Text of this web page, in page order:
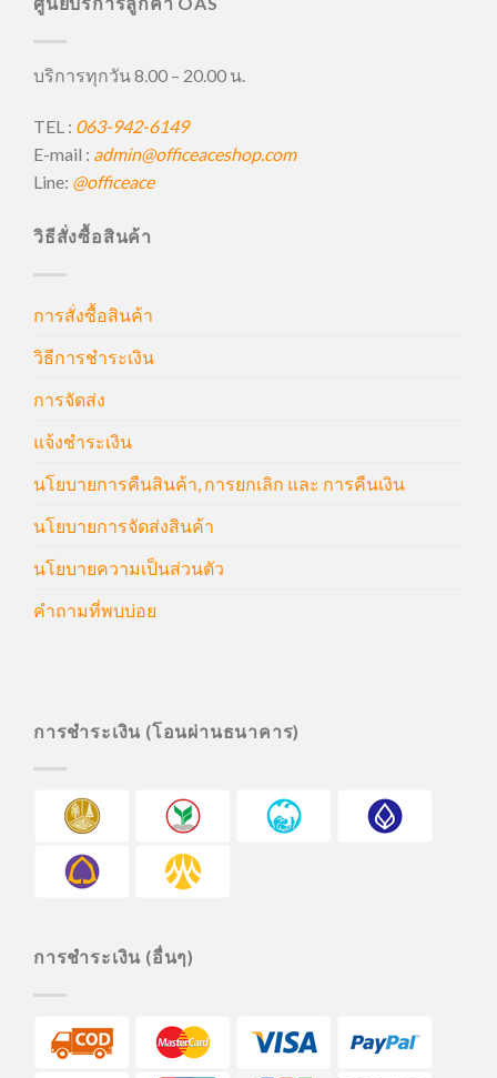
บริการทุกวัน 8.00 – 20.00 น.
TEL : 063-942-6149
E-mail : admin@officeaceshop.com
Line: @officeace
วิธีสั่งซื้อสินค้า
การสั่งซื้อสินค้า
วิธีการชำระเงิน
การจัดส่ง
แจ้งชำระเงิน
นโยบายการคืนสินค้า, การยกเลิก และ การคืนเงิน
นโยบายการจัดส่งสินค้า
นโยบายความเป็นส่วนตัว
คำถามที่พบบ่อย
การชำระเงิน (โอนผ่านธนาคาร)
การชำระเงิน (อื่นๆ)